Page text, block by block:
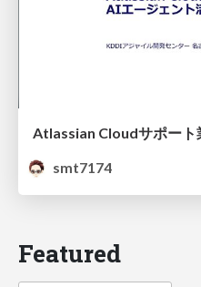
smt7174
Featured